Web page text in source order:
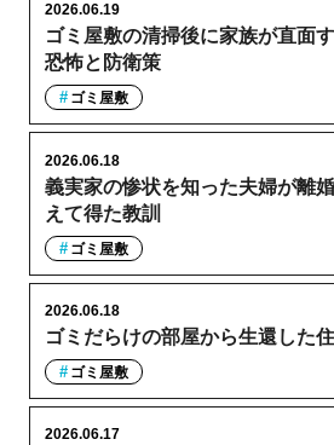
ゴミ屋敷の清掃後に家族が直面
恐怖と防衛策
2026.06.19
ゴミ屋敷
義実家の惨状を知った夫婦が離
えて得た教訓
2026.06.18
ゴミ屋敷
ゴミだらけの部屋から生還した
2026.06.18
ゴミ屋敷
2026.06.17